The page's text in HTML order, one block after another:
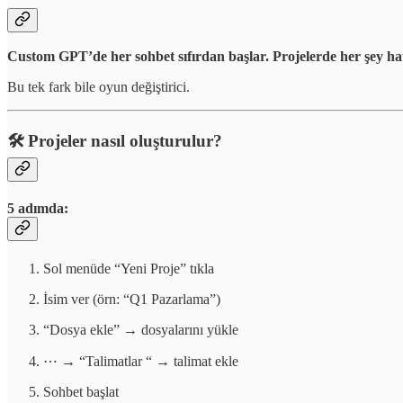
Custom GPT’de her sohbet sıfırdan başlar. Projelerde her şey
Bu tek fark bile oyun değiştirici.
🛠️ Projeler nasıl oluşturulur?
5 adımda:
Sol menüde “Yeni Proje” tıkla
İsim ver (örn: “Q1 Pazarlama”)
“Dosya ekle” → dosyalarını yükle
⋯ → “Talimatlar “ → talimat ekle
Sohbet başlat